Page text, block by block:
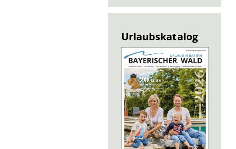
Urlaubskatalog